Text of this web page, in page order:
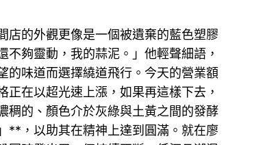
店的外觀更像是一個被遺棄的藍色塑膠
夠靈動，我的蒜泥。」他輕聲細語，
的味道而選擇繞道飛行。今天的營業額
在以超光速上漲，如果再這樣下去，
稠的、顏色介於灰綠與土黃之間的發酵
**，以助其在精神上達到圓滿。就在廖